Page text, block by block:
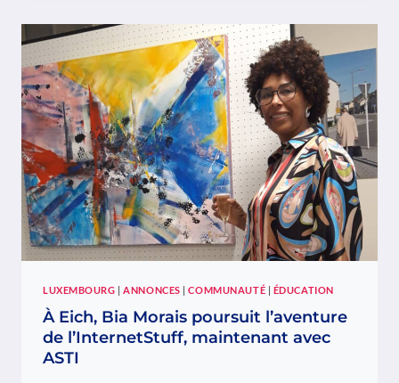
APADOC
ORGANISENT
FÊTE
POUR
LA
JOURNÉE
DE
L’ENFANCE
LUXEMBOURG |ANNONCES |COMMUNAUTÉ ÉDUCATION
À Eich, Bia Morais poursuit l’aventure
de l’InternetStuff, maintenant avec
ASTI